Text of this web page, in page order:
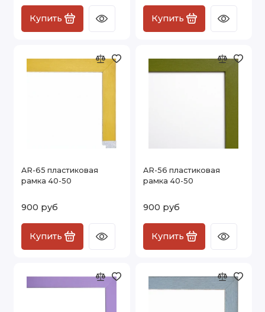
Купить Купить
AR-65 пластиковая
рамка 40-50
900 руб
Купить
AR-56 пластиковая
рамка 40-50
900 руб
Купить